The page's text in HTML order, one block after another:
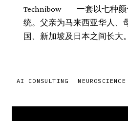
Technibow——一套以七种
统。父亲为马来西亚华人、
国、新加坡及日本之间长大。
AI CONSULTING NEUROSCIENCE